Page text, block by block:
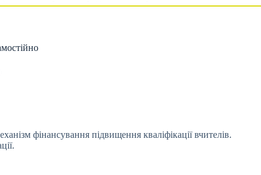
фінансування підвищення кваліфікації вчителів.